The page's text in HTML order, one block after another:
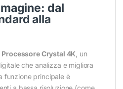
dal
alla
Processore Crystal 4K , un
che analizza e migliora
funzione principale è